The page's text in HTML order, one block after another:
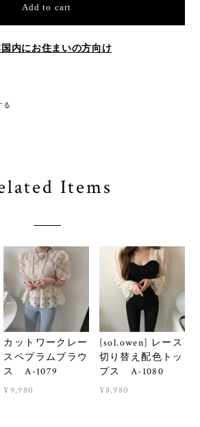
Add to cart
国内にお住まいの方向け
る
Items
カットワークレー
スペプラムブラウ
ス A-1079
¥9,980
[sol.owen] レース
切り替え配色トッ
プス A-1080
¥8,980